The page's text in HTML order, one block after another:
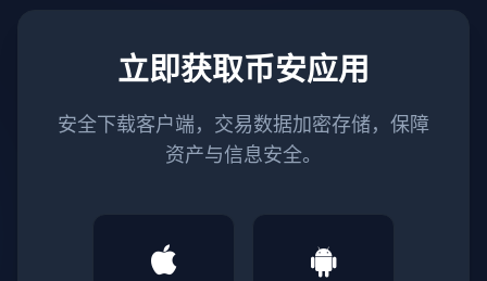
立即获取币安应用
安全下载客户端，交易数据加密存储，保障
资产与信息安全。